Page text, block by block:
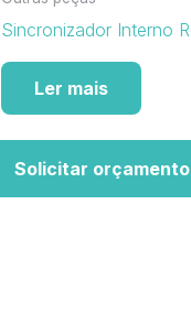
Sincronizador Interno
Ler mais
Solicitar orçamento